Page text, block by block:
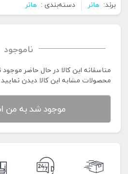
برند: هانر دسته‌بندی : هانر
ناموجود
متاسفانه این کالا در حال حاضر
محصولات مشابه این کالا دیدن نمایید
موجود شد به من